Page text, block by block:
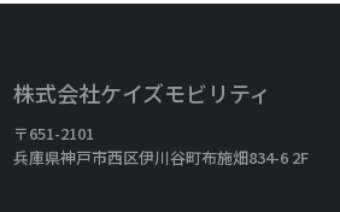
株式会社ケイズモビリティ
〒651-2101
兵庫県神戸市西区伊川谷町布施畑834-6 2F